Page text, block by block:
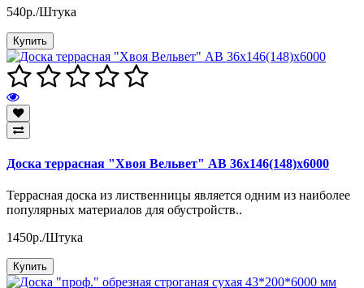
540р./Штука
Купить
Доска террасная "Хвоя Вельвет" АВ 36х146(148)х6000
Террасная доска из лиственницы является одним из наиболее
популярных материалов для обустройств..
1450р./Штука
Купить